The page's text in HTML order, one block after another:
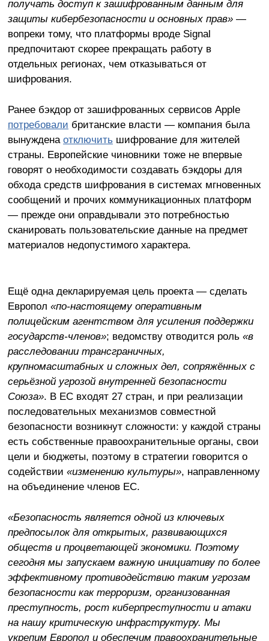
получать доступ к зашифрованным данным для
защиты кибербезопасности и основных прав»—
вопреки тому, что платформы вроде Signal
предпочитают скорее прекращать работу в
отдельных регионах, чем отказываться от
шифрования.
Ранее бэкдор от зашифрованных сервисов Apple
потребовали британские власти — компания была
вынуждена отключить шифрование для жителей
страны. Европейские чиновники тоже не впервые
говорят о необходимости создавать бэкдоры для
обхода средств шифрования в системах мгновенных
сообщений и прочих коммуникационных платформ
— прежде они оправдывали это потребностью
сканировать пользовательские данные на предмет
материалов недопустимого характера.
Ещё одна декларируемая цель проекта — сделать
Европол «по-настоящему оперативным
полицейским агентством для усиления поддержки
государств-членов»; ведомству отводится роль «в
расследовании трансграничных,
крупномасштабных и сложных дел, сопряжённых с
серьёзной угрозой внутренней безопасности
Союза». В ЕС входят 27 стран, и при реализации
последовательных механизмов совместной
безопасности возникнут сложности: у каждой страны
есть собственные правоохранительные органы, свои
цели и бюджеты, поэтому в стратегии говорится о
содействии «изменению культуры», направленному
на объединение членов ЕС.
«Безопасность является одной из ключевых
предпосылок для открытых, развивающихся
обществ и процветающей экономики. Поэтому
сегодня мы запускаем важную инициативу по более
эффективному противодействию таким угрозам
безопасности как терроризм, организованная
преступность, рост киберпреступности и атаки
на нашу критическую инфраструктуру. Мы
укрепим Европол и обеспечим правоохранительные